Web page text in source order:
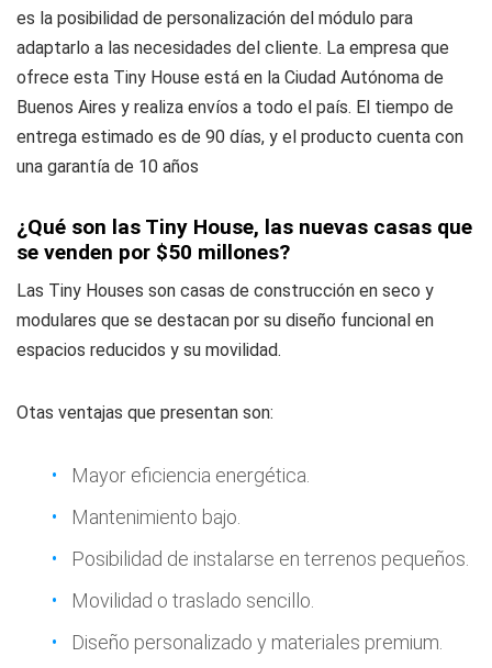
es la posibilidad de personalización del módulo para
adaptarlo a las necesidades del cliente. La empresa que
ofrece esta Tiny House está en la Ciudad Autónoma de
Buenos Aires y realiza envíos a todo el país. El tiempo de
entrega estimado es de 90 días, y el producto cuenta con
una garantía de 10 años
¿Qué son las Tiny House, las nuevas casas que
se venden por $50 millones?
Las Tiny Houses son casas de construcción en seco y
modulares que se destacan por su diseño funcional en
espacios reducidos y su movilidad.
Otas ventajas que presentan son:
Mayor eficiencia energética.
Mantenimiento bajo.
Posibilidad de instalarse en terrenos pequeños.
Movilidad o traslado sencillo.
Diseño personalizado y materiales premium.